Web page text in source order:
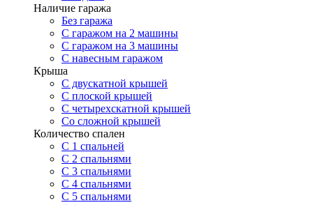
Наличие гаража
Без гаража
С гаражом на 2 машины
С гаражом на 3 машины
С навесным гаражом
Крыша
С двускатной крышей
С плоской крышей
С четырехскатной крышей
Со сложной крышей
Количество спален
С 1 спальней
С 2 спальнями
С 3 спальнями
С 4 спальнями
С 5 спальнями